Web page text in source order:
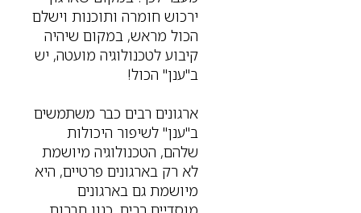
ירכוש חומרה ותוכנות וישלם
הכול מראש, במקום שיהיה
קיבוע לטכנולוגיה מועטה, יש
ב"ענן" הכול!
ארגונים רבים כבר משתמשים
ב"ענן" לשיפור היכולות
שלהם, הטכנולוגיה מיושמת
לא רק בארגונים פרטיים, היא
מיושמת גם בארגונים